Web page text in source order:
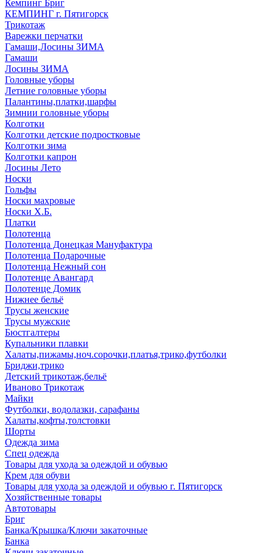
Кемпинг Бриг
КЕМПИНГ г. Пятигорск
Трикотаж
Варежки перчатки
Гамаши,Лосины ЗИМА
Гамаши
Лосины ЗИМА
Головные уборы
Летние головные уборы
Палантины,платки,шарфы
Зимнии головные уборы
Колготки
Колготки детские подростковые
Колготки зима
Колготки капрон
Лосины Лето
Носки
Гольфы
Носки махровые
Носки Х.Б.
Платки
Полотенца
Полотенца Донецкая Мануфактура
Полотенца Подарочные
Полотенца Нежный сон
Полотенце Авангард
Полотенце Домик
Нижнее бельё
Трусы женские
Трусы мужские
Бюстгалтеры
Купальники плавки
Халаты,пижамы,ноч.сорочки,платья,трико,футболки
Бриджи,трико
Детский трикотаж,бельё
Иваново Трикотаж
Майки
Футболки, водолазки, сарафаны
Халаты,кофты,толстовки
Шорты
Одежда зима
Спец одежда
Товары для ухода за одеждой и обувью
Крем для обуви
Товары для ухода за одеждой и обувью г. Пятигорск
Хозяйственные товары
Автотовары
Бриг
Банка/Крышка/Ключи закаточные
Банка